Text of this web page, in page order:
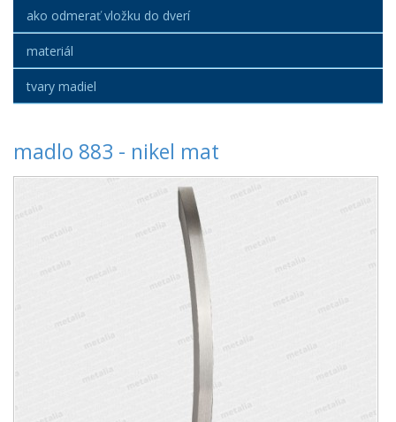
ako odmerať vložku do dverí
materiál
tvary madiel
madlo 883 - nikel mat